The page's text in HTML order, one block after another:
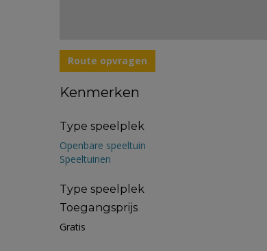
Route opvragen
Kenmerken
Type speelplek
Openbare speeltuin
Speeltuinen
Type speelplek
Toegangsprijs
Gratis